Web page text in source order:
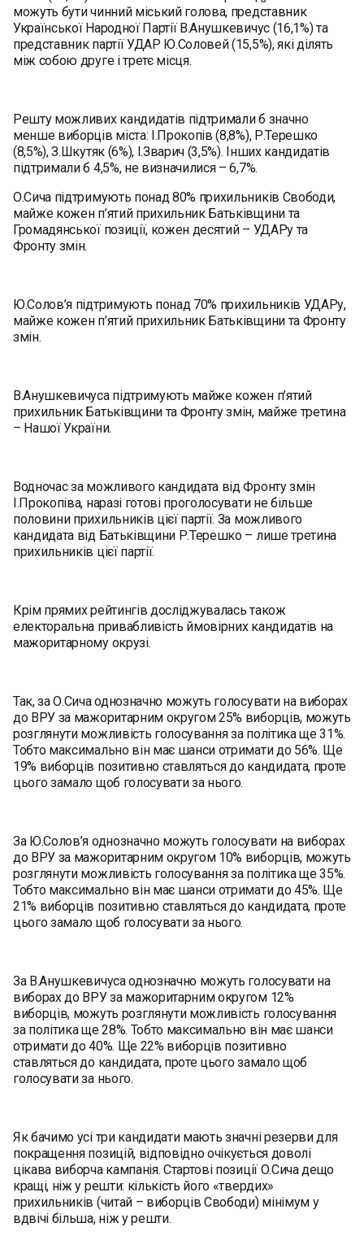
можуть бути чинний міський голова, представник
Української Народної Партії В.Анушкевичус (16,1%) та
представник партії УДАР Ю.Соловей (15,5%), які ділять
між собою друге і третє місця.
Решту можливих кандидатів підтримали б значно
менше виборців міста: І.Прокопів (8,8%), Р.Терешко
(8,5%), З.Шкутяк (6%), І.Зварич (3,5%). Інших кандидатів
підтримали б 4,5%, не визначилися – 6,7%.
О.Сича підтримують понад 80% прихильників Свободи,
майже кожен п’ятий прихильник Батьківщини та
Громадянської позиції, кожен десятий – УДАРу та
Фронту змін.
Ю.Солов’я підтримують понад 70% прихильників УДАРу,
майже кожен п’ятий прихильник Батьківщини та Фронту
змін.
В.Анушкевичуса підтримують майже кожен п’ятий
прихильник Батьківщини та Фронту змін, майже третина
– Нашої України.
Водночас за можливого кандидата від Фронту змін
І.Прокопіва, наразі готові проголосувати не більше
половини прихильників цієї партії. За можливого
кандидата від Батьківщини Р.Терешко – лише третина
прихильників цієї партії.
Крім прямих рейтингів досліджувалась також
електоральна привабливість ймовірних кандидатів на
мажоритарному окрузі.
Так, за О.Сича однозначно можуть голосувати на виборах
до ВРУ за мажоритарним округом 25% виборців, можуть
розглянути можливість голосування за політика ще 31%.
Тобто максимально він має шанси отримати до 56%. Ще
19% виборців позитивно ставляться до кандидата, проте
цього замало щоб голосувати за нього.
За Ю.Солов’я однозначно можуть голосувати на виборах
до ВРУ за мажоритарним округом 10% виборців, можуть
розглянути можливість голосування за політика ще 35%.
Тобто максимально він має шанси отримати до 45%. Ще
21% виборців позитивно ставляться до кандидата, проте
цього замало щоб голосувати за нього.
За В.Анушкевичуса однозначно можуть голосувати на
виборах до ВРУ за мажоритарним округом 12%
виборців, можуть розглянути можливість голосування
за політика ще 28%. Тобто максимально він має шанси
отримати до 40%. Ще 22% виборців позитивно
ставляться до кандидата, проте цього замало щоб
голосувати за нього.
Як бачимо усі три кандидати мають значні резерви для
покращення позицій, відповідно очікується доволі
цікава виборча кампанія. Стартові позиції О.Сича дещо
кращі, ніж у решти: кількість його «твердих»
прихильників (читай – виборців Свободи) мінімум у
вдвічі більша, ніж у решти.